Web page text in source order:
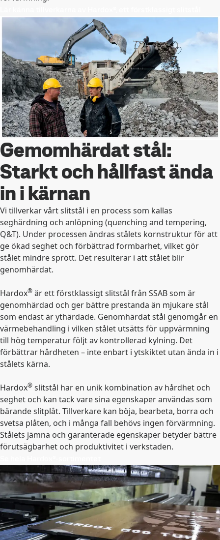
Gemomhärdat stål:
Starkt och hållfast ända
in i kärnan
Vi tillverkar vårt slitstål i en process som kallas
seghärdning och anlöpning (quenching and tempering,
Q&T). Under processen ändras stålets kornstruktur för att
ge ökad seghet och förbättrad formbarhet, vilket gör
stålet mindre sprött. Det resulterar i att stålet blir
genomhärdat.
Hardox® är ett förstklassigt slitstål från SSAB som är
genomhärdad och ger bättre prestanda än mjukare stål
som endast är ythärdade. Genomhärdat stål genomgår en
värmebehandling i vilken stålet utsätts för uppvärmning
till hög temperatur följt av kontrollerad kylning. Det
förbättrar hårdheten – inte enbart i ytskiktet utan ända in i
stålets kärna.
Hardox® slitstål har en unik kombination av hårdhet och
seghet och kan tack vare sina egenskaper användas som
bärande slitplåt. Tillverkare kan böja, bearbeta, borra och
svetsa plåten, och i många fall behövs ingen förvärmning.
Stålets jämna och garanterade egenskaper betyder bättre
förutsägbarhet och produktivitet i verkstaden.